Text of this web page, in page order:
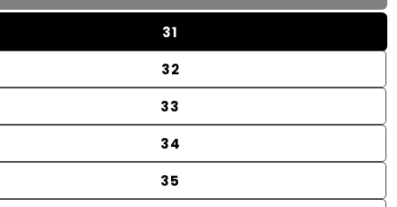
31
32
33
34
35